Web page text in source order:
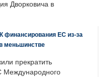
Дворковича в
финансирования ЕС из-за
меньшинстве
прекратить
Международного